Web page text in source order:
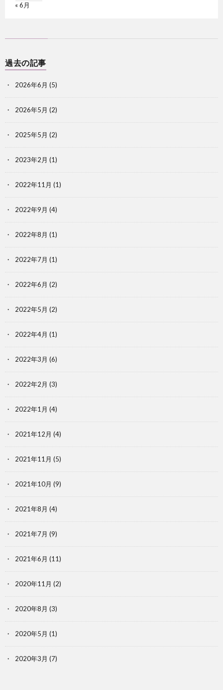
« 6月
過去の記事
2026年6月 (5)
2026年5月 (2)
2025年5月 (2)
2023年2月 (1)
2022年11月 (1)
2022年9月 (4)
2022年8月 (1)
2022年7月 (1)
2022年6月 (2)
2022年5月 (2)
2022年4月 (1)
2022年3月 (6)
2022年2月 (3)
2022年1月 (4)
2021年12月 (4)
2021年11月 (5)
2021年10月 (9)
2021年8月 (4)
2021年7月 (9)
2021年6月 (11)
2020年11月 (2)
2020年8月 (3)
2020年5月 (1)
2020年3月 (7)